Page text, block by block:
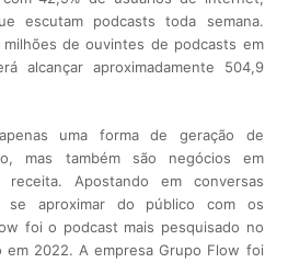
escutam podcasts toda semana.
de ouvintes de podcasts em
alcançar aproximadamente 504,9
uma forma de geração de
mas também são negócios em
Apostando em conversas
se aproximar do público com os
foi o podcast mais pesquisado no
2022. A empresa Grupo Flow foi